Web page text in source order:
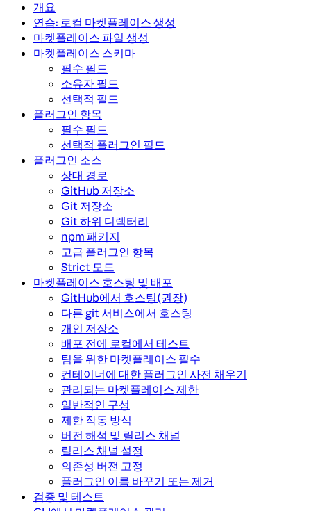
개요
연습: 로컬 마켓플레이스 생성
마켓플레이스 파일 생성
마켓플레이스 스키마
필수 필드
소유자 필드
선택적 필드
플러그인 항목
필수 필드
선택적 플러그인 필드
플러그인 소스
상대 경로
GitHub 저장소
Git 저장소
Git 하위 디렉터리
npm 패키지
고급 플러그인 항목
Strict 모드
마켓플레이스 호스팅 및 배포
GitHub에서 호스팅(권장)
다른 git 서비스에서 호스팅
개인 저장소
배포 전에 로컬에서 테스트
팀을 위한 마켓플레이스 필수
컨테이너에 대한 플러그인 사전 채우기
관리되는 마켓플레이스 제한
일반적인 구성
제한 작동 방식
버전 해석 및 릴리스 채널
릴리스 채널 설정
의존성 버전 고정
플러그인 이름 바꾸기 또는 제거
검증 및 테스트